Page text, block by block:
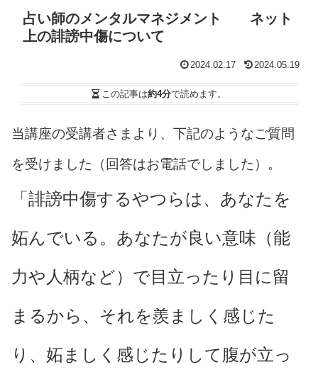
占い師のメンタルマネジメント ネット
上の誹謗中傷について
2024.02.17 2024.05.19
この記事は約4分で読めます。
当講座の受講者さまより、下記のようなご質問
を受けました（回答はお電話でしました）。
「誹謗中傷するやつらは、あなたを
妬んでいる。あなたが良い意味（能
力や人柄など）で目立ったり目に留
まるから、それを羨ましく感じた
り、妬ましく感じたりして腹が立っ